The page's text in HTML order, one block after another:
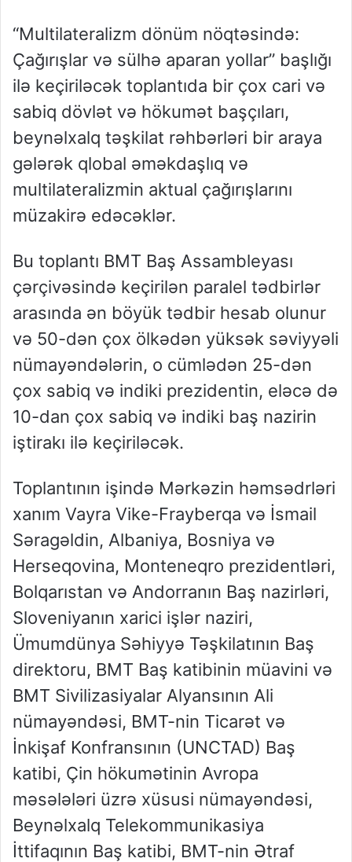
“Multilateralizm dönüm nöqtəsində:
Çağırışlar və sülhə aparan yollar” başlığı
ilə keçiriləcək toplantıda bir çox cari və
sabiq dövlət və hökumət başçıları,
beynəlxalq təşkilat rəhbərləri bir araya
gələrək qlobal əməkdaşlıq və
multilateralizmin aktual çağırışlarını
müzakirə edəcəklər.
Bu toplantı BMT Baş Assambleyası
çərçivəsində keçirilən paralel tədbirlər
arasında ən böyük tədbir hesab olunur
və 50-dən çox ölkədən yüksək səviyyəli
nümayəndələrin, o cümlədən 25-dən
çox sabiq və indiki prezidentin, eləcə də
10-dan çox sabiq və indiki baş nazirin
iştirakı ilə keçiriləcək.
Toplantının işində Mərkəzin həmsədrləri
xanım Vayra Vike-Frayberqa və İsmail
Səragəldin, Albaniya, Bosniya və
Herseqovina, Monteneqro prezidentləri,
Bolqarıstan və Andorranın Baş nazirləri,
Sloveniyanın xarici işlər naziri,
Ümumdünya Səhiyyə Təşkilatının Baş
direktoru, BMT Baş katibinin müavini və
BMT Sivilizasiyalar Alyansının Ali
nümayəndəsi, BMT-nin Ticarət və
İnkişaf Konfransının (UNCTAD) Baş
katibi, Çin hökumətinin Avropa
məsələləri üzrə xüsusi nümayəndəsi,
Beynəlxalq Telekommunikasiya
İttifaqının Baş katibi, BMT-nin Ətraf